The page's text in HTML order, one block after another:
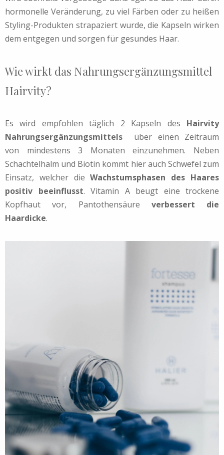
hormonelle Veränderung, zu viel Färben oder zu heißen
Styling-Produkten strapaziert wurde, die Kapseln wirken
dem entgegen und sorgen für gesundes Haar.
Wie wirkt das Nahrungsergänzungsmittel
Hairvity?
Es wird empfohlen täglich 2 Kapseln des Hairvity
Nahrungsergänzungsmittels über einen Zeitraum
von mindestens 3 Monaten einzunehmen. Neben
Schachtelhalm und Biotin kommt hier auch Schwefel zum
Einsatz, welcher dieWachstumsphasen des Haares
positiv beeinflusst. Vitamin A beugt eine trockene
Kopfhaut vor, Pantothensäure verbessert die
Haardicke.